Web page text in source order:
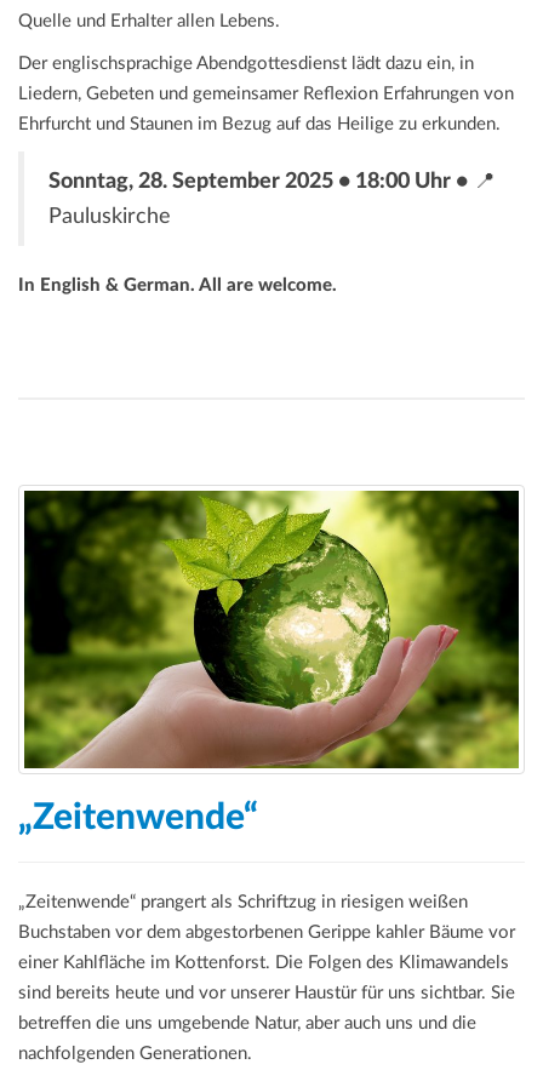
Quelle und Erhalter allen Lebens.
Der englischsprachige Abendgottesdienst lädt dazu ein, in
Liedern, Gebeten und gemeinsamer Reflexion Erfahrungen von
Ehrfurcht und Staunen im Bezug auf das Heilige zu erkunden.
Sonntag, 28. September 2025 • 18:00 Uhr • 📍
Pauluskirche
In English & German. All are welcome.
„Zeitenwende“
„Zeitenwende“ prangert als Schriftzug in riesigen weißen
Buchstaben vor dem abgestorbenen Gerippe kahler Bäume vor
einer Kahlfläche im Kottenforst. Die Folgen des Klimawandels
sind bereits heute und vor unserer Haustür für uns sichtbar. Sie
betreffen die uns umgebende Natur, aber auch uns und die
nachfolgenden Generationen.